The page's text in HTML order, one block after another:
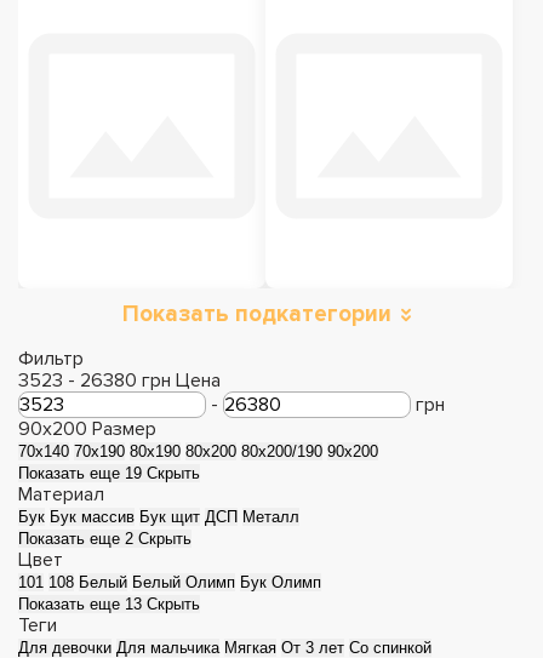
Кровати с
механизмом
Кровати с мягким
Показать подкатегории
Фильтр
3523 - 26380 грн Цена
-
грн
90x200 Размер
70x140 70x190 80x190 80x200 80x200/190 90x200
Показать еще 19 Скрыть
Материал
Бук Бук массив Бук щит ДСП Металл
Показать еще 2 Скрыть
Цвет
101 108 Белый Белый Олимп Бук Олимп
Показать еще 13 Скрыть
Теги
Для девочки Для мальчика Мягкая От 3 лет Со спинкой